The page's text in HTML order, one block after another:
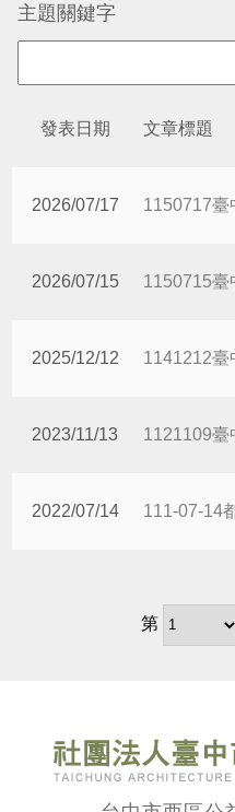
主題關鍵字
發表日期 文章標題
2026/07/17
2026/07/15
2025/12/12
2023/11/13
2022/07/14
第